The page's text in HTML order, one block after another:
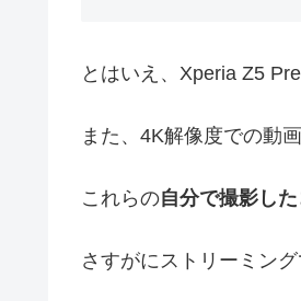
とはいえ、Xperia Z5
また、4K解像度での動
これらの自分で撮影し
さすがにストリーミン